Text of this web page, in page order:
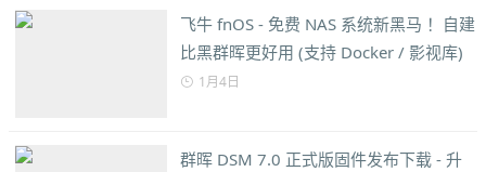
飞牛 fnOS - 免费 NAS 系统新黑马 ！自建
比黑群晖更好用 (支持 Docker / 影视库)
1月4日
群晖 DSM 7.0 正式版固件发布下载 - 升